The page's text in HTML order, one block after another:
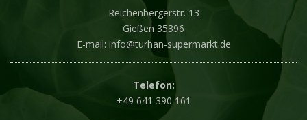
Reichenbergerstr. 13
Gießen 35396
E-mail: info@turhan-supermarkt.de
Telefon:
+49 641 390 161